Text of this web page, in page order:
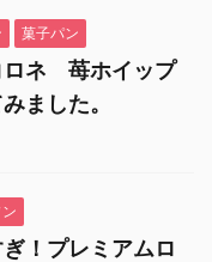
菓子パン
ネ 苺ホイップ
ました。
！プレミアムロ